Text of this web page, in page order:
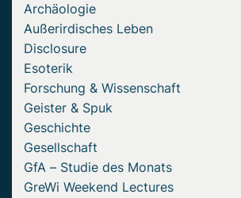
Archäologie
Außerirdisches Leben
Disclosure
Esoterik
Forschung & Wissenschaft
Geister & Spuk
Geschichte
Gesellschaft
GfA – Studie des Monats
GreWi Weekend Lectures